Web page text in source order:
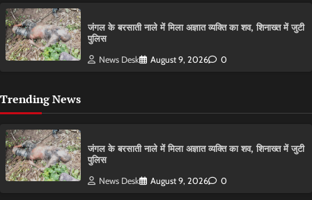
​जंगल के बरसाती नाले में मिला अज्ञात व्यक्ति का शव, शिनाख्त में जुटी
पुलिस
News Desk August 9, 2026 0
Trending News
​जंगल के बरसाती नाले में मिला अज्ञात व्यक्ति का शव, शिनाख्त में जुटी
पुलिस
News Desk August 9, 2026 0